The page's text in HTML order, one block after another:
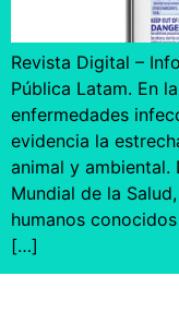
Revista Digital –
Pública Latam. En
enfermedades
evidencia la
animal y ambiental.
Mundial de la
humanos
[…]